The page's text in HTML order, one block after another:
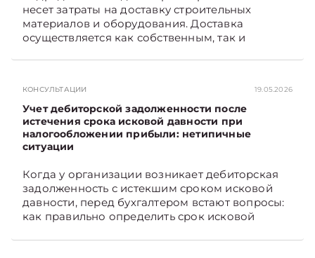
несет затраты на доставку строительных
материалов и оборудования. Доставка
осуществляется как собственным, так и
Viber, чтобы не пропускать новые статьи
TelegramViber
КОНСУЛЬТАЦИИ 19.05.2026
Учет дебиторской задолженности после
истечения срока исковой давности при
налогообложении прибыли: нетипичные
ситуации
Когда у организации возникает дебиторская
задолженность с истекшим сроком исковой
давности, перед бухгалтером встают вопросы:
как правильно определить срок исковой
задолженность. Рассмотрим это на